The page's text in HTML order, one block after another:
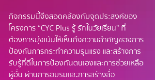
กิจกรรมนี้จึงสอดคล้องกับจุดประสงค์ของ
โครงการ “CYC Plus รู้ รักในวัยเรียน” ที่
ต้องการมุ่งเน้นให้เห็นถึงความสำคัญของการ
ป้องกันการกระทำความรุนแรง และสร้างการ
รับรู้ที่ดีในการป้องกันตนเองและการช่วยเหลือ
ผู้อื่น ผ่านการอบรมและการสร้างสื่อ